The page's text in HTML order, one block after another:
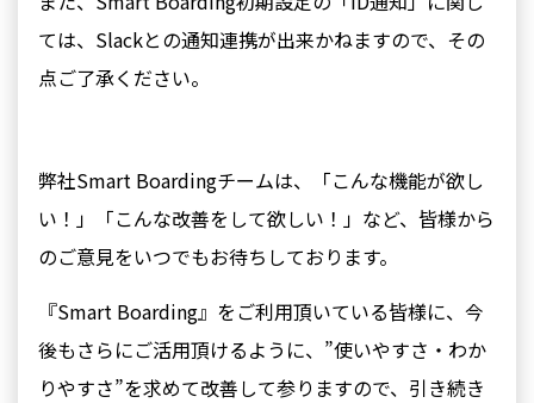
ては、Slackとの通知連携が出来かねますので、その
点ご了承ください。
弊社Smart Boardingチームは、「こんな機能が欲し
い！」「こんな改善をして欲しい！」など、皆様から
のご意見をいつでもお待ちしております。
『Smart Boarding』をご利用頂いている皆様に、今
後もさらにご活用頂けるように、”使いやすさ・わか
りやすさ”を求めて改善して参りますので、引き続き